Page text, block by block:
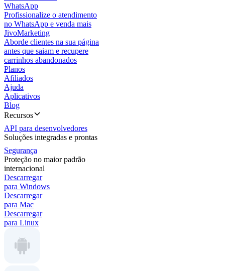
WhatsApp
Profissionalize o atendimento
no WhatsApp e venda mais
JivoMarketing
Aborde clientes na sua página
antes que saiam e recupere
carrinhos abandonados
Planos
Afiliados
Ajuda
Aplicativos
Blog
Recursos
API para desenvolvedores
Soluções integradas e prontas
Segurança
Proteção no maior padrão
internacional
Descarregar
para Windows
Descarregar
para Mac
Descarregar
para Linux